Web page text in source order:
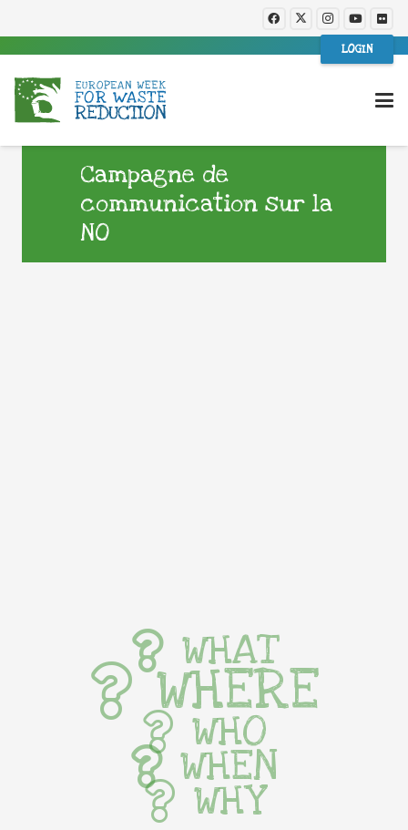
LOGIN
Campagne de
communication sur la
NO
WHAT
WHERE
WHO
WHEN
WHY